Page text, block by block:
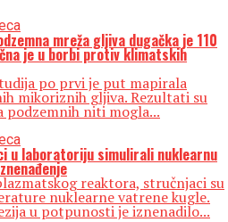
mreža gljiva dugačka je 110
je u borbi protiv klimatskih
po prvi je put mapirala
mikoriznih gljiva. Rezultati su
podzemnih niti mogla...
u laboratoriju simulirali nuklearnu
reaktora, stručnjaci su
nuklearne vatrene kugle.
u potpunosti je iznenadilo...